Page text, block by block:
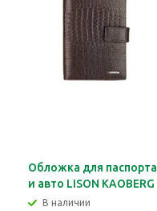
Обложка для паспорта
и авто LISON KAOBERG
В наличии